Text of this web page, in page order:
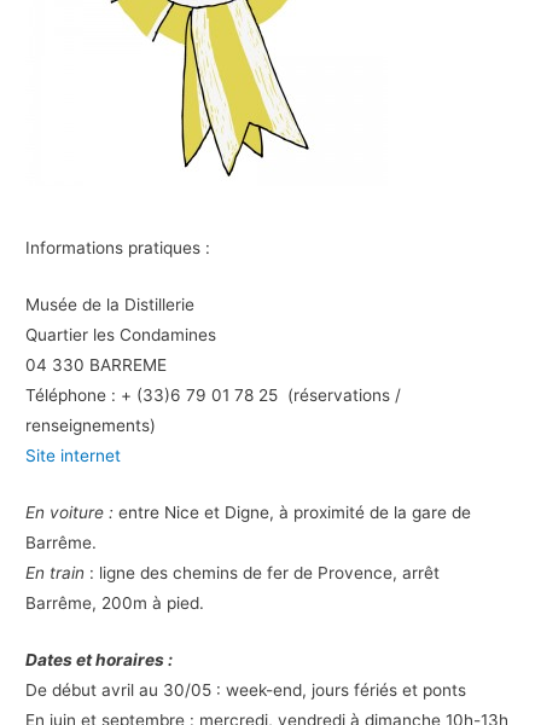
Informations pratiques :
Musée de la Distillerie
Quartier les Condamines
04 330 BARREME
Téléphone : + (33)6 79 01 78 25 (réservations /
renseignements)
Site internet
En voiture :entre Nice et Digne, à proximité de la gare de
Barrême.
En train : ligne des chemins de fer de Provence, arrêt
Barrême, 200m à pied.
Dates et horaires :
De début avril au 30/05 : week-end, jours fériés et ponts
En juin et septembre : mercredi, vendredi à dimanche 10h-13h